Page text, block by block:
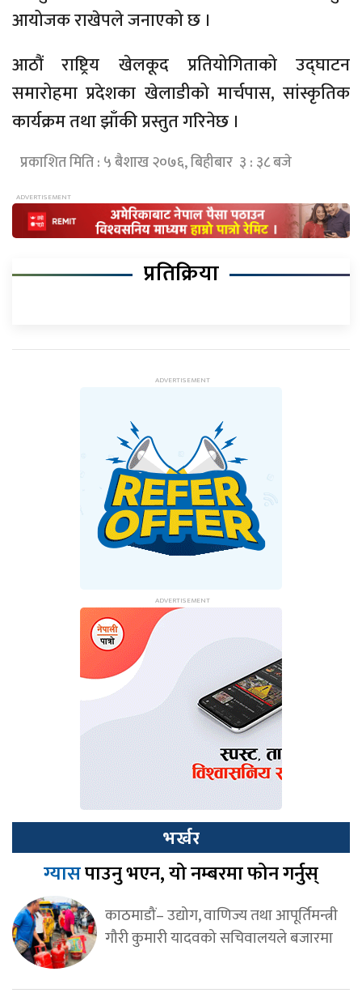
आयोजक राखेपले जनाएको छ ।
आठौं राष्ट्रिय खेलकूद प्रतियोगिताको उद्घाटन
समारोहमा प्रदेशका खेलाडीको मार्चपास, सांस्कृतिक
कार्यक्रम तथा झाँकी प्रस्तुत गरिनेछ ।
प्रकाशित मिति : ५ बैशाख २०७६, बिहीबार ३ : ३८ बजे
प्रतिक्रिया
भर्खर
ग्यासपाउनु भएन, यो नम्बरमा फोन गर्नुस्
काठमाडौं– उद्योग, वाणिज्य तथा आपूर्तिमन्त्री
गौरी कुमारी यादवको सचिवालयले बजारमा